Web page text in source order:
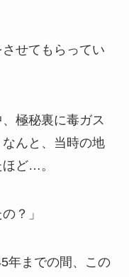
せてもらってい
極秘裏に毒ガス
んと、当時の地
ど…。
？」
年までの間、この